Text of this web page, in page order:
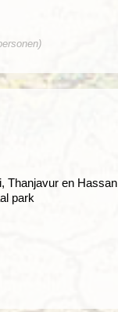
Thanjavur en Hassan
park